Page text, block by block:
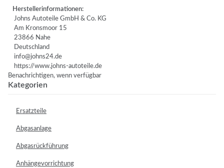
Herstellerinformationen:
Johns Autoteile GmbH & Co. KG
Am Kronsmoor 15
23866 Nahe
Deutschland
info@johns24.de
https://www.johns-autoteile.de
Benachrichtigen, wenn verfügbar
Kategorien
Ersatzteile
Abgasanlage
Abgasrückführung
Anhängevorrichtung